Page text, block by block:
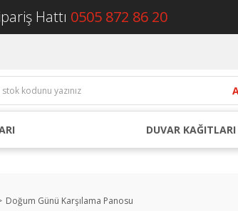
Hattı 0505 872 86 20
DUVAR KAĞITLARI
Doğum Günü Karşılama Panosu